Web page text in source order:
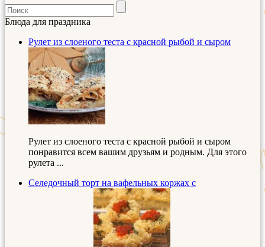
Блюда для праздника
Рулет из слоеного теста с красной рыбой и сыром
Рулет из слоеного теста с красной рыбой и сыром
понравится всем вашим друзьям и родным. Для этого
рулета ...
Селедочный торт на вафельных коржах с